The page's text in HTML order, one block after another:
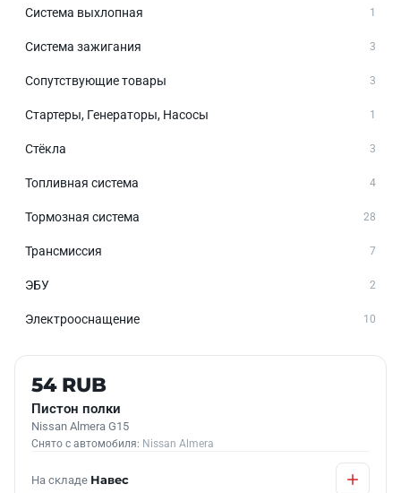
Система выхлопная 1
Система зажигания 3
Сопутствующие товары 3
Стартеры, Генераторы, Насосы 1
Стёкла 3
Топливная система 4
Тормозная система 28
Трансмиссия 7
ЭБУ 2
Электрооснащение 10
Б/У В НАЛИЧИИ
54 RUB
Пистон полки
Nissan Almera G15
Снято с автомобиля: Nissan Almera
На складе Навес